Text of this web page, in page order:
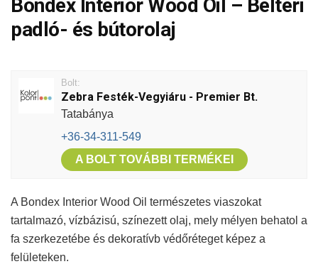
Bondex Interior Wood Oil – Beltéri
padló- és bútorolaj
Bolt:
Zebra Festék-Vegyiáru - Premier Bt.
Tatabánya
+36-34-311-549
A BOLT TOVÁBBI TERMÉKEI
A Bondex Interior Wood Oil természetes viaszokat
tartalmazó, vízbázisú, színezett olaj, mely mélyen behatol a
fa szerkezetébe és dekoratívb védőréteget képez a
felületeken.